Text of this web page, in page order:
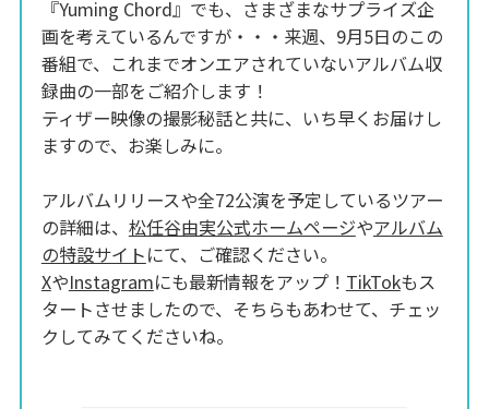
『Yuming Chord』でも、さまざまなサプライズ企
画を考えているんですが・・・来週、9月5日のこの
番組で、これまでオンエアされていないアルバム収
録曲の一部をご紹介します！
ティザー映像の撮影秘話と共に、いち早くお届けし
ますので、お楽しみに。
アルバムリリースや全72公演を予定しているツアー
の詳細は、 松任谷由実公式ホームページやアルバム
の特設サイトにて、ご確認ください。
XやInstagramにも最新情報をアップ！ TikTokもス
タートさせましたので、そちらもあわせて、チェッ
クしてみてくださいね。